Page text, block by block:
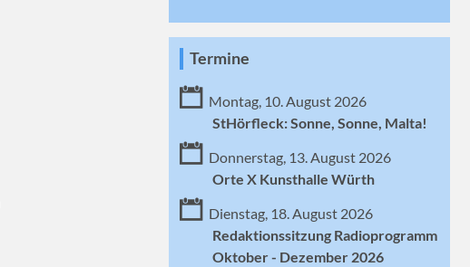
Termine
Montag, 10. August 2026
StHörfleck: Sonne, Sonne, Malta!
Donnerstag, 13. August 2026
Orte X Kunsthalle Würth
Dienstag, 18. August 2026
Redaktionssitzung Radioprogramm
Oktober - Dezember 2026